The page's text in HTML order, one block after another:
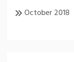
October 2018